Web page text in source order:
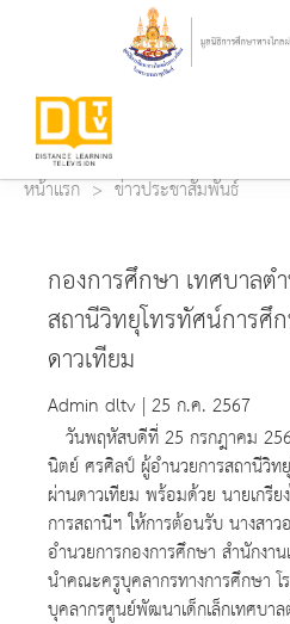
หน้าแรก ข่าวประชาสัมพันธ์
กองการศึกษา เทศบาลต
สถานีวิทยุโทรทัศน์การศึ
ดาวเทียม
Admin dltv | 25 ก.ค. 2567
วันพฤหัสบดีที่ 25 กรกฎาคม
นิตย์ ศรศิลป์ ผู้อำนวยการสถานีวิท
ผ่านดาวเทียม พร้อมด้วย นายเกรี
การสถานีฯ ให้การต้อนรับ นางสา
อำนวยการกองการศึกษา สำนักงา
นำคณะครูบุคลากรทางการศึกษา โร
บุคลากรศูนย์พัฒนาเด็กเล็กเทศบา